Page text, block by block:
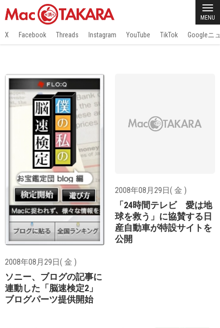
MENU
X Facebook Threads Instagram YouTube TikTok Googleニ
2008年08月29日( 金 )
ソニー、ブログの記事に
連動した「脳速検定2」
ブログパーツ提供開始
2008年08月29日( 金 )
「24時間テレビ 愛は地
球を救う」に協賛する日
産自動車が特設サイトを
公開